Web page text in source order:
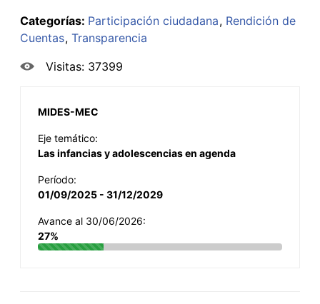
Categorías: Participación ciudadana Rendición de
Cuentas Transparencia
Visitas: 37399
MIDES-MEC
Eje temático:
Las infancias y adolescencias en agenda
Período:
01/09/2025 - 31/12/2029
Avance al 30/06/2026:
27%